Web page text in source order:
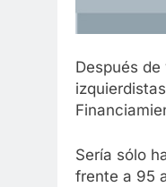
Después
Sería sólo
frente a 95